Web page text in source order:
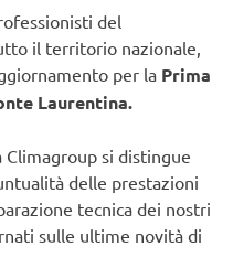
del
il territorio nazionale,
per la Prima
Laurentina.
si distingue
delle prestazioni
tecnica dei nostri
sulle ultime novità di